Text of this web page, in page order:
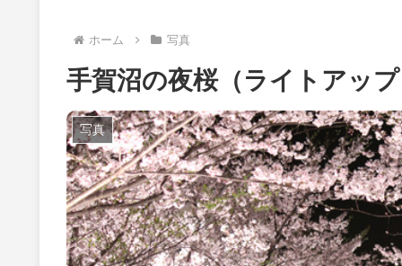
ホーム 写真
手賀沼の夜桜（ライトアッ
写真